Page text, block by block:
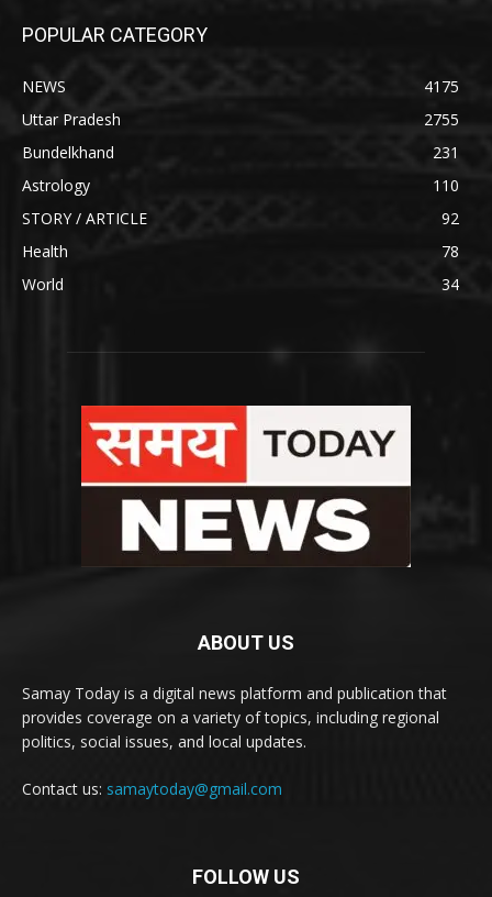
POPULAR CATEGORY
NEWS
4175
Uttar Pradesh
2755
Bundelkhand
231
Astrology
110
STORY / ARTICLE
92
Health
78
World
34
ABOUT US
Samay Today is a digital news platform and publication that
provides coverage on a variety of topics, including regional
politics, social issues, and local updates.
Contact us: samaytoday@gmail.com
FOLLOW US